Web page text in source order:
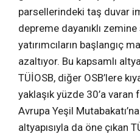
parsellerindeki taş duvar
depreme dayanıklı
yatırımcıların başlangıç
azaltıyor. Bu kapsamlı
TÜİOSB, diğer OSB’lere
yaklaşık yüzde 30’a varan
Avrupa Yeşil
altyapısıyla da öne çıkan